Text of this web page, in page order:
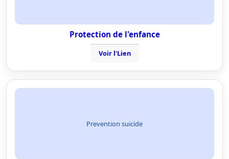
Protection de l'enfance
Voir l'Lien
Prevention suicide